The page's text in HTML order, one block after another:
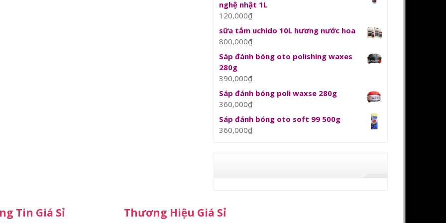
nghệ nhật 1L
120,000₫
sữa tắm uchido 10L hương nước hoa
800,000₫
Sáp đánh bóng oto polishing waxes
280g
390,000₫
Sáp đánh bóng poli waxse 280g
360,000₫
Sáp đánh bóng oto soft 99 500g
360,000₫
Tin Giá Sỉ Thương Hiệu Giá Sỉ